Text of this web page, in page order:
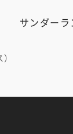
サンダーラ